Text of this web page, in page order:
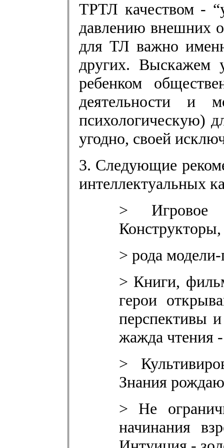
ТРТЛ качеством -
давлению внешних
для ТЛ важно
других. Выскажем
ребенком
деятельности и
психологическую)
угодно, своей
3. Следующие
интеллектуальных
> Игровое
Конструкторы,
> рода
> Книги,
герои
перспективы
жажда чтения
>
Знания
> Не
начинания